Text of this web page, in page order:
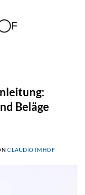
Beläge
CLAUDIO IMHOF